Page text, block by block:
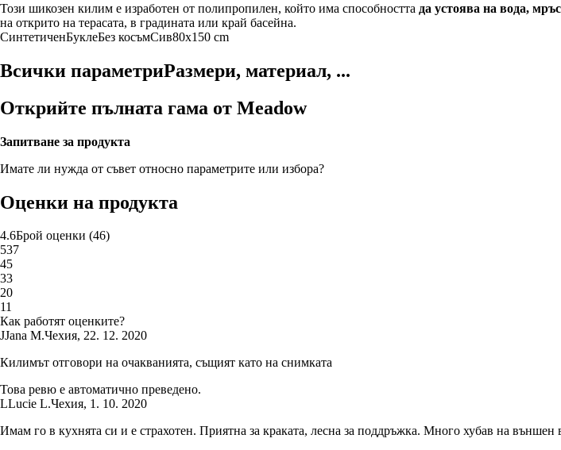
Този шикозен килим е изработен от полипропилен, който има способността да устоява на вода,
на открито на терасата, в градината или край басейна.
СинтетиченБуклеБез косъмСив80x150 cm
Всички параметриРазмери, материал, ...
Открийте пълната гама от Meadow
Запитване за продукта
Имате ли нужда от съвет относно параметрите или избора?
Оценки на продукта
4.6Брой оценки (46)
537
45
33
20
11
Как работят оценките?
JJana M.Чехия, 22. 12. 2020
Килимът отговори на очакванията, същият като на снимката
Това ревю е автоматично преведено.
LLucie L.Чехия, 1. 10. 2020
Имам го в кухнята си и е страхотен. Приятна за краката, лесна за поддръжка. Много хубав на